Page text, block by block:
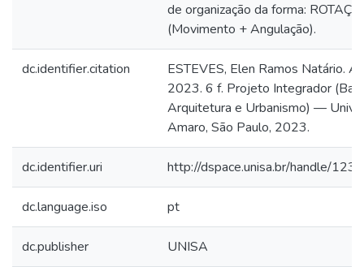
de organização da forma:
(Movimento + Angulação).
dc.identifier.citation
ESTEVES, Elen Ramos Natário.
2023. 6 f. Projeto Integrador
Arquitetura e Urbanismo) —
Amaro, São Paulo, 2023.
dc.identifier.uri http://dspace.unisa.br/handle/
dc.language.iso pt
dc.publisher UNISA